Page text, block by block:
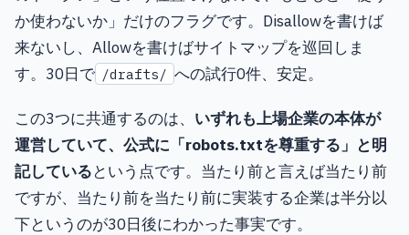
か使わないか」だけのフラグです。Disallowを書けば
来ないし、Allowを書けばサイトマップを巡回しま
す。30日で /drafts/ への試行0件、安定。
この3つに共通するのは、 いずれも上場企業の本体が
運営していて、公式に「robots.txtを尊重する」と明
記しているという点です。当たり前と言えば当たり前
ですが、当たり前を当たり前に実装する企業は半分以
下というのが30日後にわかった事実です。